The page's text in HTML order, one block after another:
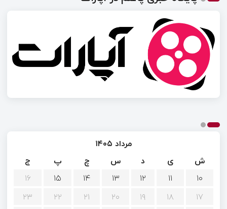
مرداد ۱۴۰۵
ش
ی د س چ پ
ج
۱۰
۱۱ ۱۲ ۱۳ ۱۴ ۱۵
۱۶
۱۷
۱۸ ۱۹ ۲۰ ۲۱ ۲۲
۲۳